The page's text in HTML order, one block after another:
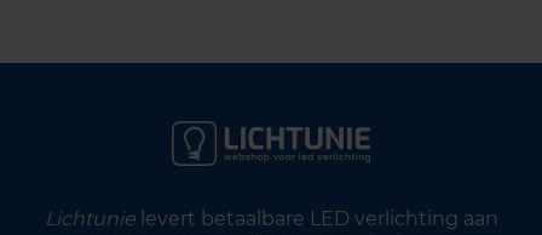
Lichtunielevert betaalbare LED verlichting aan